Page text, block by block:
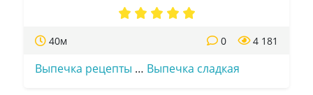
40м 4 181
0
Выпечка рецепты … Выпечка сладкая